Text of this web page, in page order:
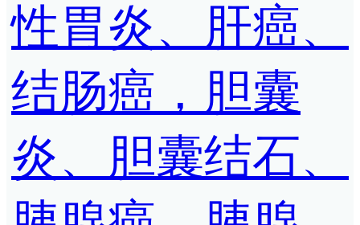
性胃炎、肝癌、
结肠癌，胆囊
炎、胆囊结石、